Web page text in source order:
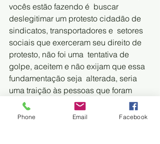
vocês estão fazendo é  buscar
deslegitimar um protesto cidadão de
sindicatos, transportadores e  setores
sociais que exerceram seu direito de
protesto, não foi uma  tentativa de
golpe, aceitem e não exijam que essa
fundamentação seja  alterada, seria
uma traição às pessoas que foram
mobilizadas ", disse.
Phone Email Facebook